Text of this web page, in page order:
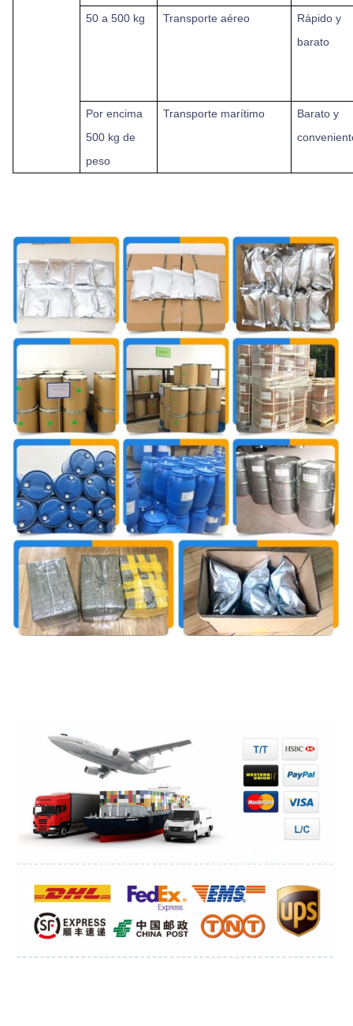
50 a 500 kg Transporte aéreo
Rápido y
barato
Por encima
500 kg de
peso
Transporte marítimo
Barato y